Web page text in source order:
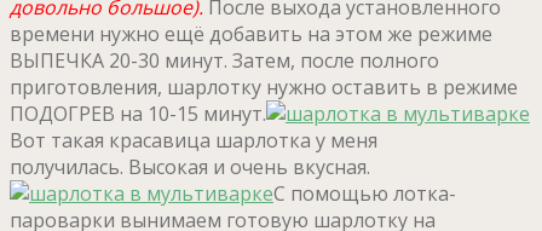
довольно большое). После выхода установленного
времени нужно ещё добавить на этом же режиме
ВЫПЕЧКА 20-30 минут. Затем, после полного
приготовления, шарлотку нужно оставить в режиме
ПОДОГРЕВ на 10-15 минут.
Вот такая красавица шарлотка у меня
получилась. Высокая и очень вкусная.
С помощью лотка-
пароварки вынимаем готовую шарлотку на